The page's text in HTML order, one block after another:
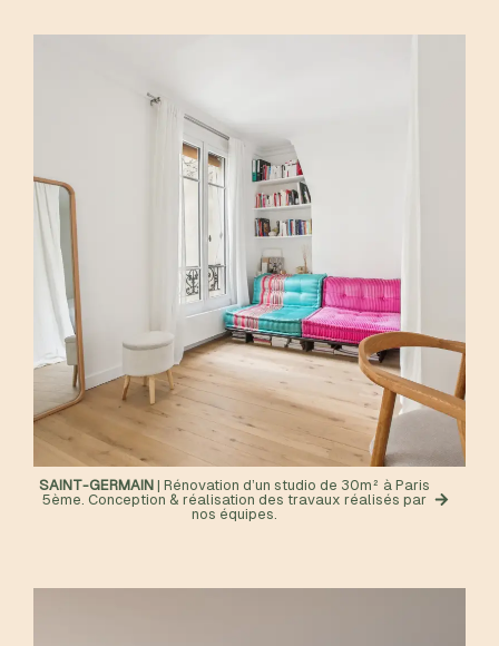
SAINT-GERMAIN| Rénovation d’un studio de 30m² à Paris
5ème. Conception & réalisation des travaux réalisés par
nos équipes.